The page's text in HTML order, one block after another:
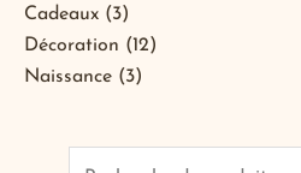
Cadeaux 3
Décoration 12
Naissance 3